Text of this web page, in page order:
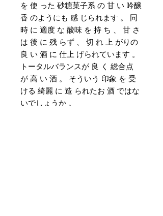
を 使 った 砂糖菓子系 の 甘 い 吟醸
香 のようにも 感 じられます 。 同
時 に 適度 な 酸味 を 持 ち 、 甘 さ
は 後 に 残 らず 、 切 れ 上 がりの
良 い 酒 に 仕上 げられています 。
トータルバランスが 良 く 総合点
が 高 い 酒 。 そういう 印象 を 受
ける 綺麗 に 造 られたお 酒 ではな
いでしょうか 。